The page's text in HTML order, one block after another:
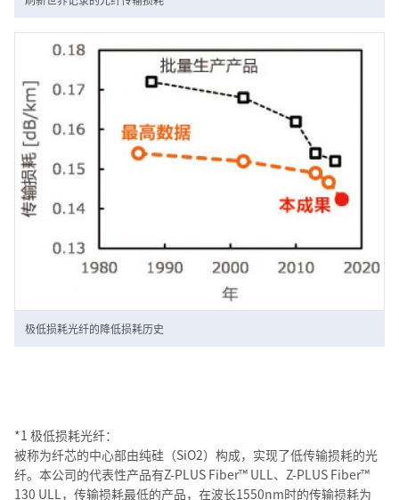
极低损耗光纤的降低损耗历史
*1 极低损耗光纤：
被称为纤芯的中心部由纯硅（SiO2）构成，实现了低传输损耗的光
纤。本公司的代表性产品有Z-PLUS Fiber™ ULL、Z-PLUS Fiber™
130 ULL，传输损耗最低的产品，在波长1550nm时的传输损耗为